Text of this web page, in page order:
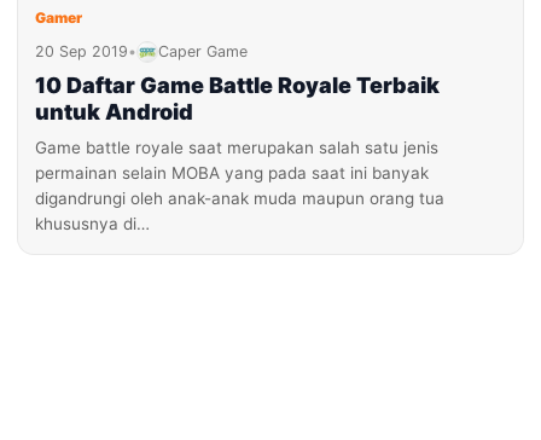
Gamer
20 Sep 2019• Caper Game
10 Daftar Game Battle Royale Terbaik
untuk Android
Game battle royale saat merupakan salah satu jenis
permainan selain MOBA yang pada saat ini banyak
digandrungi oleh anak-anak muda maupun orang tua
khususnya di…